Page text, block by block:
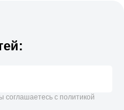
соглашаетесь с политикой